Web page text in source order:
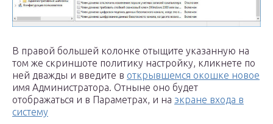
В правой большей колонке отыщите указанную на
том же скриншоте политику настройку, кликнете по
ней дважды и введите в открывшемся окошке новое
имя Администратора. Отныне оно будет
отображаться и в Параметрах, и на экране входа в
систему